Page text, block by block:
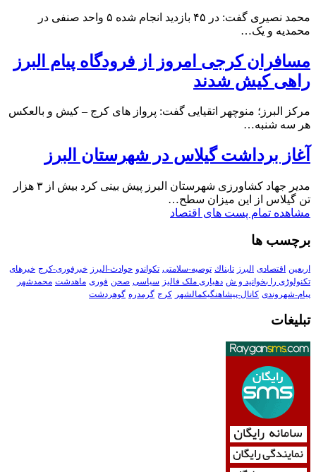
محمد نصیری گفت: در ۴۵ بازدید انجام شده ۵ واحد صنفی در
محمدیه و یک…
مسافران کرجی امروز از فرودگاه پیام البرز
راهی کیش شدند
مرکز البرز؛ منوچهر اتقیایی گفت: پرواز های کرج – کیش و بالعکس
هر سه شنبه…
آغاز برداشت گیلاس در شهرستان البرز
مدیر جهاد کشاورزی شهرستان البرز پیش بینی کرد بیش از ۳ هزار
تن گیلاس از این میزان سطح…
مشاهده تمام پست های اقتصاد
برچسب ها
اربعین اقتصادی البرز تابناك توصیه-سلامتی تکواندو حوادث-البرز خبرفوری-کرج خبرهای
تکنولوڑی را بخوانید و ش دهیاری ملک فالیز سیاسی صحن فوری ماهدشت محمدشهر
پیام-شهروندی کانال-پیشاهنگیکمالشهر کرج گرمدره گوهردشت
تبلیغات